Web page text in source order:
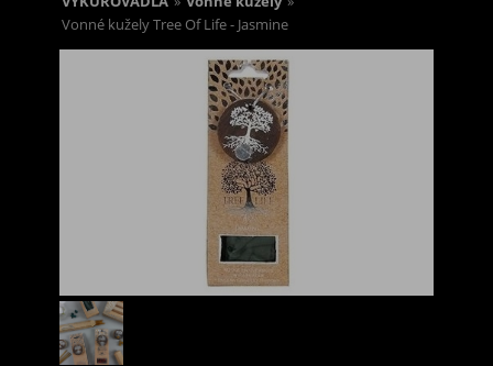
Vonné kužely Tree Of Life - Jasmine